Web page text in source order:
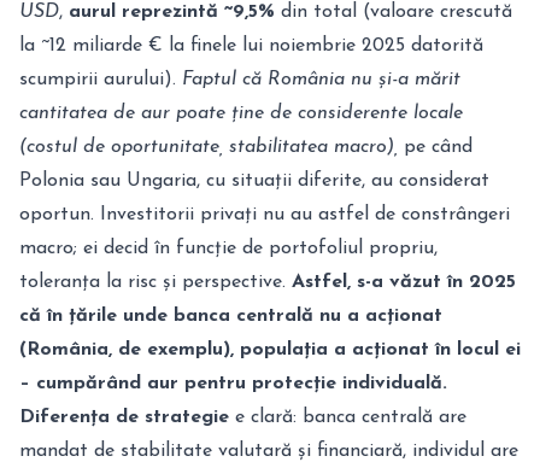
USD, aurul reprezintă ~9,5% din total (valoare crescută
la ~12 miliarde € la finele lui noiembrie 2025 datorită
scumpirii aurului). Faptul că România nu și-a mărit
cantitatea de aur poate ține de considerente locale
(costul de oportunitate, stabilitatea macro),
pe când
Polonia sau Ungaria, cu situații diferite, au considerat
oportun. Investitorii privați nu au astfel de constrângeri
macro; ei decid în funcție de portofoliul propriu,
toleranța la risc și perspective. Astfel, s-a văzut în 2025
că în țările unde banca centrală nu a acționat
(România, de exemplu), populația a acționat în locul ei
– cumpărând aur pentru protecție individuală.
Diferența de strategie e clară: banca centrală are
mandat de stabilitate valutară și financiară, individul are